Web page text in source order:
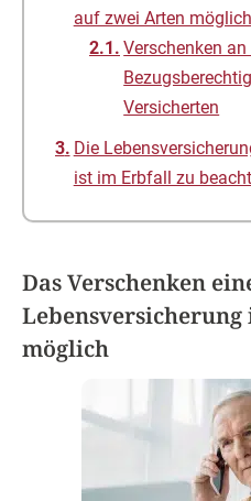
auf zwei Arten möglich
Verschenken an
Versicherten
Die
ist im Erbfall zu
Das Verschenken
möglich